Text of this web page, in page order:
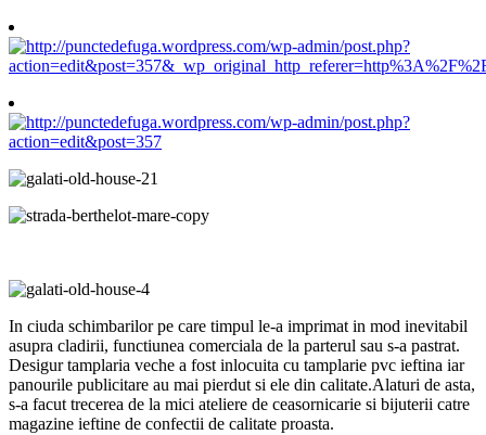
In ciuda schimbarilor pe care timpul le-a imprimat in mod inevitabil
asupra cladirii, functiunea comerciala de la parterul sau s-a pastrat.
Desigur tamplaria veche a fost inlocuita cu tamplarie pvc ieftina iar
panourile publicitare au mai pierdut si ele din calitate.Alaturi de asta,
s-a facut trecerea de la mici ateliere de ceasornicarie si bijuterii catre
magazine ieftine de confectii de calitate proasta.